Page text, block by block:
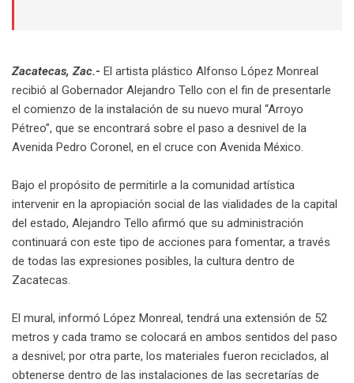
Zacatecas, Zac.- El artista plástico Alfonso López Monreal
recibió al Gobernador Alejandro Tello con el fin de presentarle
el comienzo de la instalación de su nuevo mural “Arroyo
Pétreo”, que se encontrará sobre el paso a desnivel de la
Avenida Pedro Coronel, en el cruce con Avenida México.
Bajo el propósito de permitirle a la comunidad artística
intervenir en la apropiación social de las vialidades de la capital
del estado, Alejandro Tello afirmó que su administración
continuará con este tipo de acciones para fomentar, a través
de todas las expresiones posibles, la cultura dentro de
Zacatecas.
El mural, informó López Monreal, tendrá una extensión de 52
metros y cada tramo se colocará en ambos sentidos del paso
a desnivel; por otra parte, los materiales fueron reciclados, al
obtenerse dentro de las instalaciones de las secretarías de